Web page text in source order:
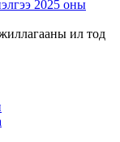
2025 оны
ил тод